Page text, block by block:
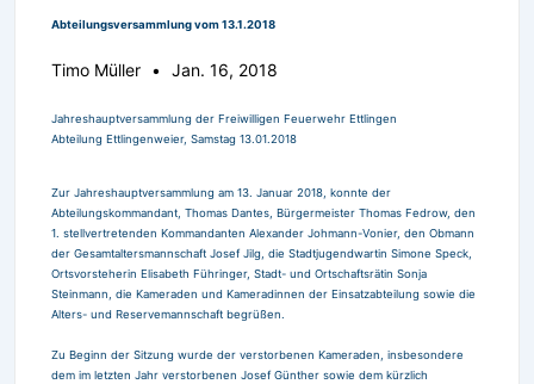
Abteilungsversammlung vom 13.1.2018
Timo Müller Jan. 16, 2018
Jahreshauptversammlung der Freiwilligen Feuerwehr Ettlingen
Abteilung Ettlingenweier, Samstag 13.01.2018
Zur Jahreshauptversammlung am 13. Januar 2018, konnte der
Abteilungskommandant, Thomas Dantes, Bürgermeister Thomas Fedrow, den
1. stellvertretenden Kommandanten Alexander Johmann-Vonier, den Obmann
der Gesamtaltersmannschaft Josef Jilg, die Stadtjugendwartin Simone Speck,
Ortsvorsteherin Elisabeth Führinger, Stadt- und Ortschaftsrätin Sonja
Steinmann, die Kameraden und Kameradinnen der Einsatzabteilung sowie die
Alters- und Reservemannschaft begrüßen.
Zu Beginn der Sitzung wurde der verstorbenen Kameraden, insbesondere
dem im letzten Jahr verstorbenen Josef Günther sowie dem kürzlich